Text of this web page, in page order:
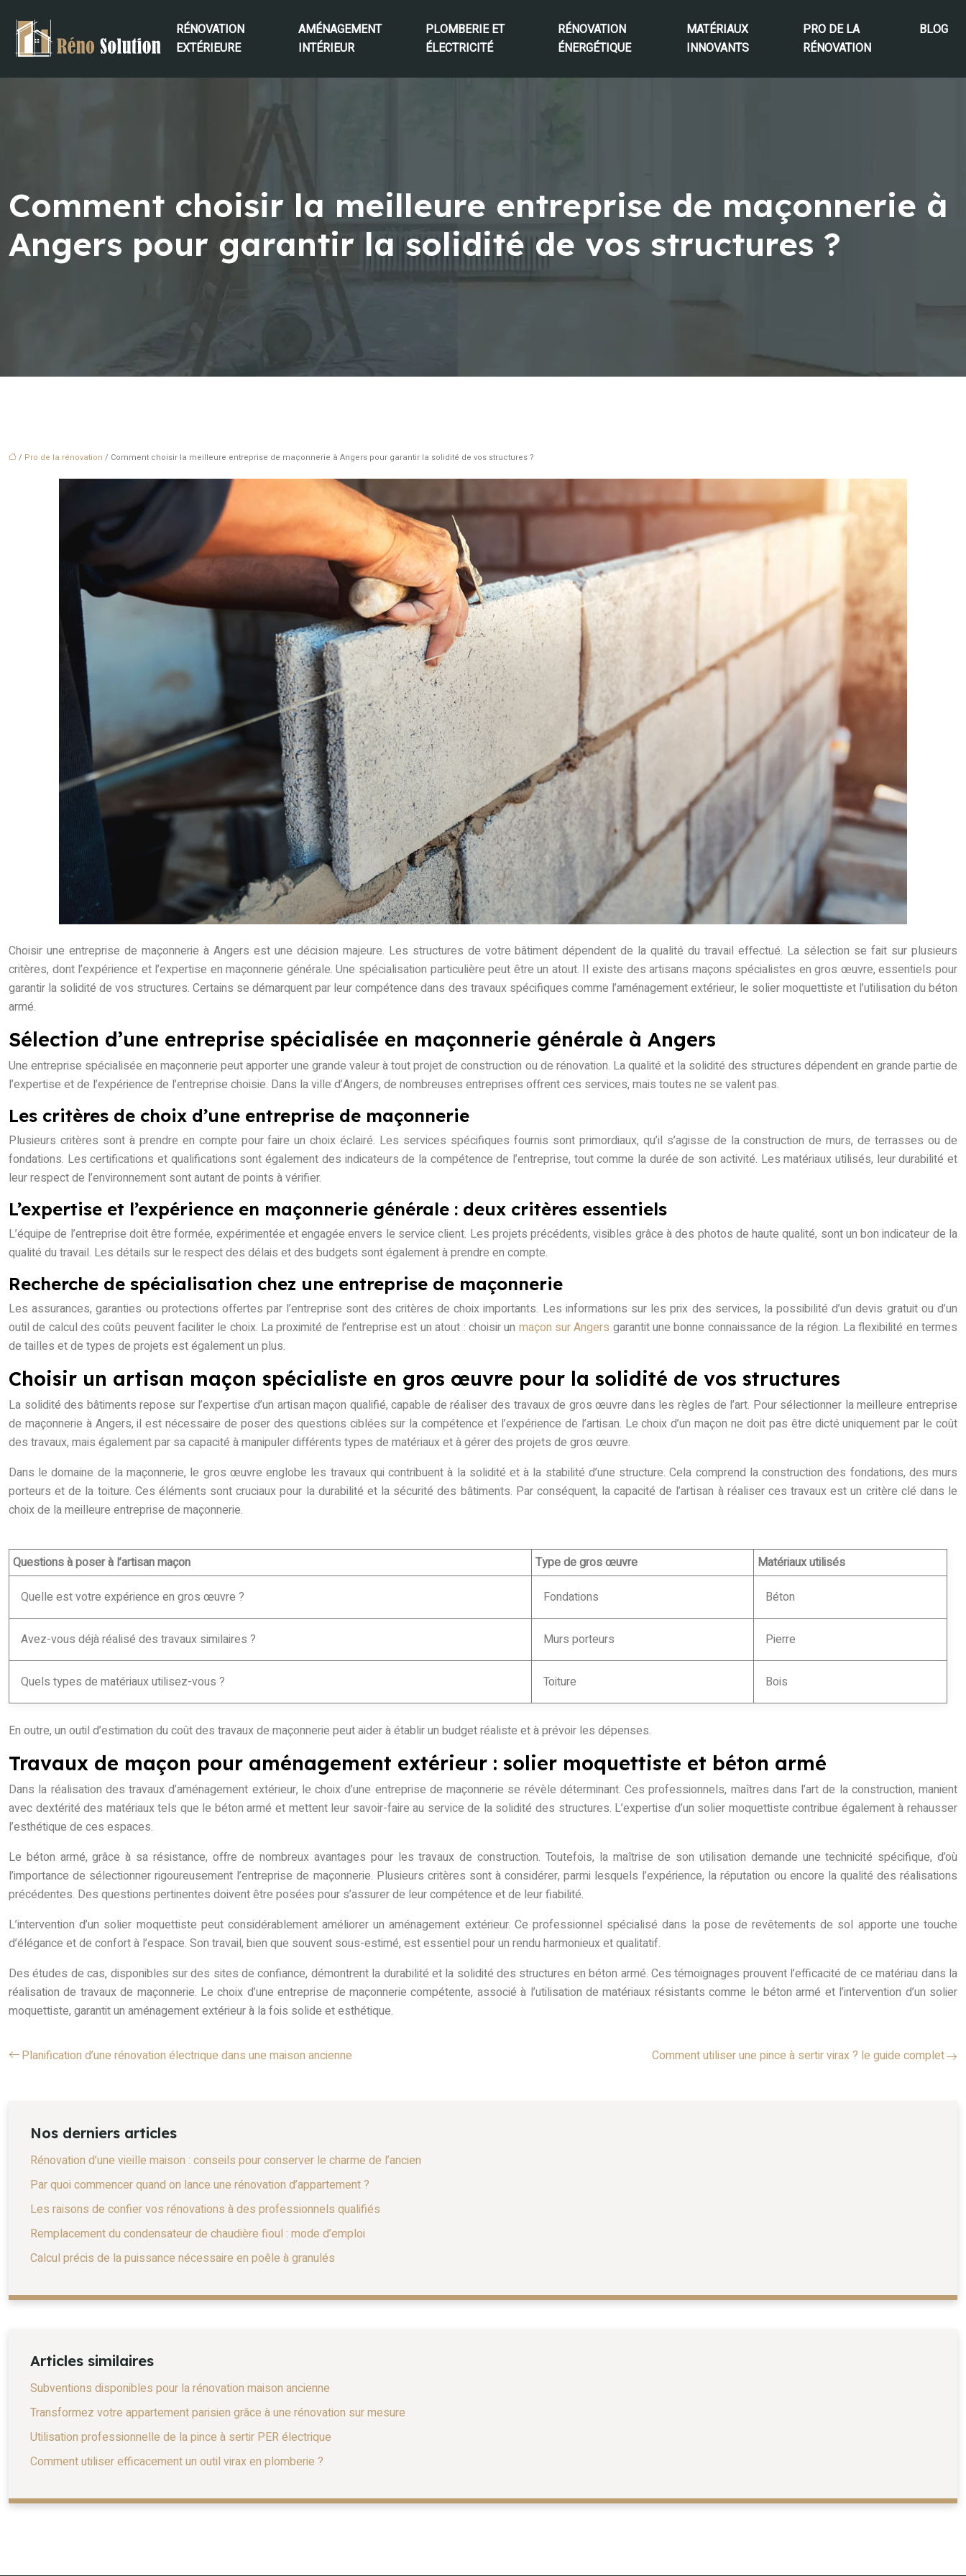
RÉNOVATION
EXTÉRIEURE
AMÉNAGEMENT
INTÉRIEUR
PLOMBERIE ET
ÉLECTRICITÉ
RÉNOVATION
ÉNERGÉTIQUE
MATÉRIAUX
INNOVANTS
PRO DE LA
RÉNOVATION
BLOG
Comment choisir la meilleure entreprise de maçonnerie à
Angers pour garantir la solidité de vos structures ?
/ Pro de la rénovation / Comment choisir la meilleure entreprise de maçonnerie à Angers pour garantir la solidité de vos structures ?
Choisir une entreprise de maçonnerie à Angers est une décision majeure. Les structures de votre bâtiment dépendent de la qualité du travail effectué. La sélection se fait sur plusieurs
critères, dont l’expérience et l’expertise en maçonnerie générale. Une spécialisation particulière peut être un atout. Il existe des artisans maçons spécialistes en gros œuvre, essentiels pour
garantir la solidité de vos structures. Certains se démarquent par leur compétence dans des travaux spécifiques comme l’aménagement extérieur, le solier moquettiste et l’utilisation du béton
armé.
Sélection d’une entreprise spécialisée en maçonnerie générale à Angers
Une entreprise spécialisée en maçonnerie peut apporter une grande valeur à tout projet de construction ou de rénovation. La qualité et la solidité des structures dépendent en grande partie de
l’expertise et de l’expérience de l’entreprise choisie. Dans la ville d’Angers, de nombreuses entreprises offrent ces services, mais toutes ne se valent pas.
Les critères de choix d’une entreprise de maçonnerie
Plusieurs critères sont à prendre en compte pour faire un choix éclairé. Les services spécifiques fournis sont primordiaux, qu’il s’agisse de la construction de murs, de terrasses ou de
fondations. Les certifications et qualifications sont également des indicateurs de la compétence de l’entreprise, tout comme la durée de son activité. Les matériaux utilisés, leur durabilité et
leur respect de l’environnement sont autant de points à vérifier.
L’expertise et l’expérience en maçonnerie générale : deux critères essentiels
L’équipe de l’entreprise doit être formée, expérimentée et engagée envers le service client. Les projets précédents, visibles grâce à des photos de haute qualité, sont un bon indicateur de la
qualité du travail. Les détails sur le respect des délais et des budgets sont également à prendre en compte.
Recherche de spécialisation chez une entreprise de maçonnerie
Les assurances, garanties ou protections offertes par l’entreprise sont des critères de choix importants. Les informations sur les prix des services, la possibilité d’un devis gratuit ou d’un
outil de calcul des coûts peuvent faciliter le choix. La proximité de l’entreprise est un atout : choisir un maçon sur Angers garantit une bonne connaissance de la région. La flexibilité en termes
de tailles et de types de projets est également un plus.
Choisir un artisan maçon spécialiste en gros œuvre pour la solidité de vos structures
La solidité des bâtiments repose sur l’expertise d’un artisan maçon qualifié, capable de réaliser des travaux de gros œuvre dans les règles de l’art. Pour sélectionner la meilleure entreprise
de maçonnerie à Angers, il est nécessaire de poser des questions ciblées sur la compétence et l’expérience de l’artisan. Le choix d’un maçon ne doit pas être dicté uniquement par le coût
des travaux, mais également par sa capacité à manipuler différents types de matériaux et à gérer des projets de gros œuvre.
Dans le domaine de la maçonnerie, le gros œuvre englobe les travaux qui contribuent à la solidité et à la stabilité d’une structure. Cela comprend la construction des fondations, des murs
porteurs et de la toiture. Ces éléments sont cruciaux pour la durabilité et la sécurité des bâtiments. Par conséquent, la capacité de l’artisan à réaliser ces travaux est un critère clé dans le
choix de la meilleure entreprise de maçonnerie.
Questions à poser à l’artisan maçon Type de gros œuvre
Matériaux utilisés
Quelle est votre expérience en gros œuvre ?
Fondations Béton
Avez-vous déjà réalisé des travaux similaires ? Murs porteurs Pierre
Quels types de matériaux utilisez-vous ? Toiture Bois
En outre, un outil d’estimation du coût des travaux de maçonnerie peut aider à établir un budget réaliste et à prévoir les dépenses.
Travaux de maçon pour aménagement extérieur : solier moquettiste et béton armé
Dans la réalisation des travaux d’aménagement extérieur, le choix d’une entreprise de maçonnerie se révèle déterminant. Ces professionnels, maîtres dans l’art de la construction, manient
avec dextérité des matériaux tels que le béton armé et mettent leur savoir-faire au service de la solidité des structures. L’expertise d’un solier moquettiste contribue également à rehausser
l’esthétique de ces espaces.
Le béton armé, grâce à sa résistance, offre de nombreux avantages pour les travaux de construction. Toutefois, la maîtrise de son utilisation demande une technicité spécifique, d’où
l’importance de sélectionner rigoureusement l’entreprise de maçonnerie. Plusieurs critères sont à considérer, parmi lesquels l’expérience, la réputation ou encore la qualité des réalisations
précédentes. Des questions pertinentes doivent être posées pour s’assurer de leur compétence et de leur fiabilité.
L’intervention d’un solier moquettiste peut considérablement améliorer un aménagement extérieur. Ce professionnel spécialisé dans la pose de revêtements de sol apporte une touche
d’élégance et de confort à l’espace. Son travail, bien que souvent sous-estimé, est essentiel pour un rendu harmonieux et qualitatif.
Des études de cas, disponibles sur des sites de confiance, démontrent la durabilité et la solidité des structures en béton armé. Ces témoignages prouvent l’efficacité de ce matériau dans la
réalisation de travaux de maçonnerie. Le choix d’une entreprise de maçonnerie compétente, associé à l’utilisation de matériaux résistants comme le béton armé et l’intervention d’un solier
moquettiste, garantit un aménagement extérieur à la fois solide et esthétique.
Planification d’une rénovation électrique dans une maison ancienne Comment utiliser une pince à sertir virax ? le guide complet
Nos derniers articles
Rénovation d’une vieille maison : conseils pour conserver le charme de l’ancien
Par quoi commencer quand on lance une rénovation d’appartement ?
Les raisons de confier vos rénovations à des professionnels qualifiés
Remplacement du condensateur de chaudière fioul : mode d’emploi
Calcul précis de la puissance nécessaire en poêle à granulés
Articles similaires
Subventions disponibles pour la rénovation maison ancienne
Transformez votre appartement parisien grâce à une rénovation sur mesure
Utilisation professionnelle de la pince à sertir PER électrique
Comment utiliser efficacement un outil virax en plomberie ?